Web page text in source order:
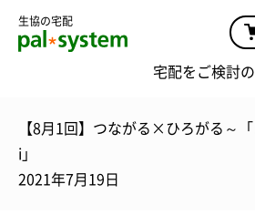
生協の宅配
宅配をご検討
【8月1回】つながる×ひろがる～
i」
2021年7月19日